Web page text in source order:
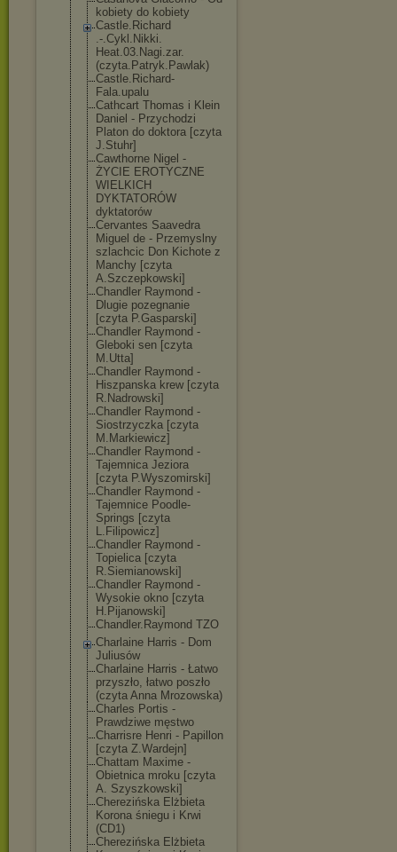
kobiety do kobiety
Castle.Richard
.-.Cykl.Nikki.
Heat.03.Nagi.zar.
(czyta.Patryk.Pawlak)
Castle.Richard-
Fala.upalu
Cathcart Thomas i Klein
Daniel - Przychodzi
Platon do doktora [czyta
J.Stuhr]
Cawthorne Nigel -
ŻYCIE EROTYCZNE
WIELKICH
DYKTATORÓW
dyktatorów
Cervantes Saavedra
Miguel de - Przemyslny
szlachcic Don Kichote z
Manchy [czyta
A.Szczepkowski]
Chandler Raymond -
Dlugie pozegnanie
[czyta P.Gasparski]
Chandler Raymond -
Gleboki sen [czyta
M.Utta]
Chandler Raymond -
Hiszpanska krew [czyta
R.Nadrowski]
Chandler Raymond -
Siostrzyczka [czyta
M.Markiewicz]
Chandler Raymond -
Tajemnica Jeziora
[czyta P.Wyszomirski]
Chandler Raymond -
Tajemnice Poodle-
Springs [czyta
L.Filipowicz]
Chandler Raymond -
Topielica [czyta
R.Siemianowski]
Chandler Raymond -
Wysokie okno [czyta
H.Pijanowski]
Chandler.Raymond TZO
Charlaine Harris - Dom
Juliusów
Charlaine Harris - Łatwo
przyszło, łatwo poszło
(czyta Anna Mrozowska)
Charles Portis -
Prawdziwe męstwo
Charrisre Henri - Papillon
[czyta Z.Wardejn]
Chattam Maxime -
Obietnica mroku [czyta
A. Szyszkowski]
Cherezińska Elżbieta
Korona śniegu i Krwi
(CD1)
Cherezińska Elżbieta